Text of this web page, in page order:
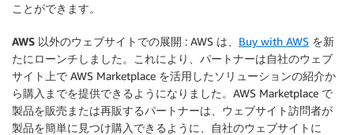
ことができます。
AWS 以外のウェブサイトでの展開 : AWS は、 Buy with AWS を新
たにローンチしました。これにより、パートナーは自社のウェブ
サイト上で AWS Marketplace を活用したソリューションの紹介か
ら購入までを提供できるようになりました。AWS Marketplace で
製品を販売または再販するパートナーは、ウェブサイト訪問者が
製品を簡単に見つけ購入できるように、自社のウェブサイトに